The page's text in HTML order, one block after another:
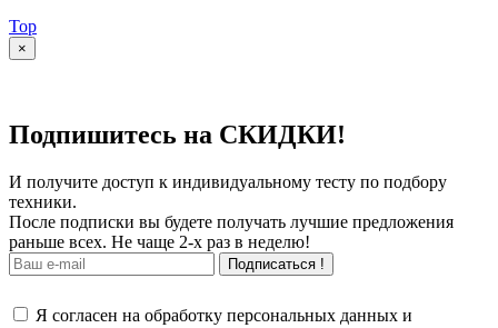
Top
×
Подпишитесь на СКИДКИ!
И получите доступ к индивидуальному тесту по подбору
техники.
После подписки вы будете получать лучшие предложения
раньше всех. Не чаще 2-х раз в неделю!
Подписаться !
Я согласен на обработку персональных данных и